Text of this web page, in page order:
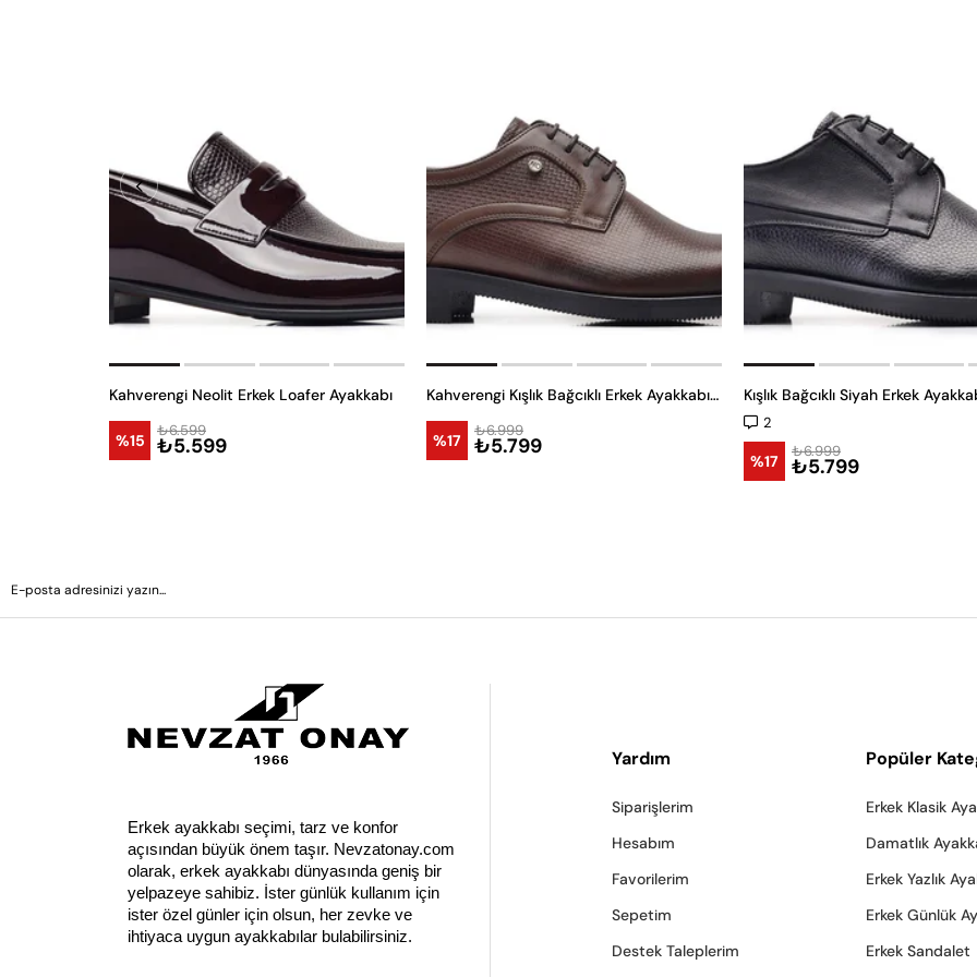
Kahverengi Neolit Erkek Loafer Ayakkabı
%15 ₺5.599
₺6.599
Kahverengi Kışlık Bağcıklı Erkek Ayakkabı -12006-
%17 ₺5.799
₺6.999
Kışlık Bağcıklı Siyah Erkek
2
%17 ₺5.799
₺6.999
Erkek ayakkabı seçimi, tarz ve konfor
açısından büyük önem taşır. Nevzatonay.com
olarak, erkek ayakkabı dünyasında geniş bir
yelpazeye sahibiz. İster günlük kullanım için
ister özel günler için olsun, her zevke ve
ihtiyaca uygun ayakkabılar bulabilirsiniz.
Yardım
Siparişlerim
Hesabım
Favorilerim
Sepetim
Destek Taleplerim
Popüler
Erkek Klasik
Damatlık
Erkek Yazlık
Erkek Günlük
Erkek Sandalet